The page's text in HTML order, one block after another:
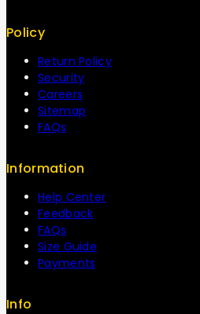
Policy
Return Policy
Security
Careers
Sitemap
FAQs
Information
Help Center
Feedback
FAQs
Size Guide
Payments
Info